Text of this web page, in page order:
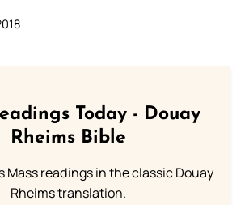
Today - Douay
Rheims Bible
Mass readings in the classic Douay
Rheims translation.